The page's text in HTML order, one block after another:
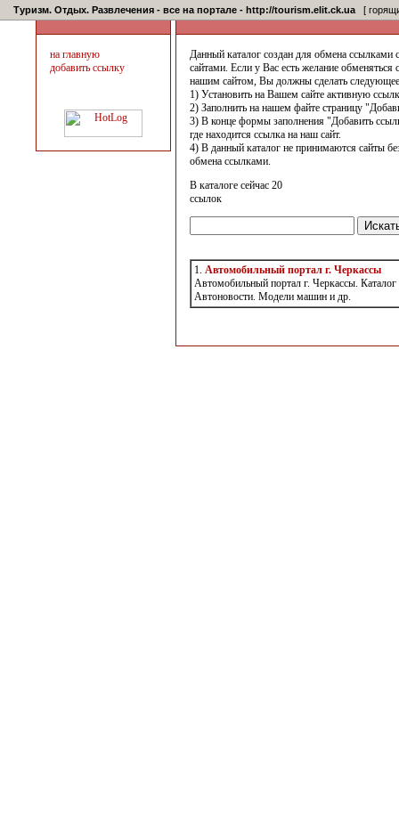
Туризм. Отдых. Развлечения - все на портале - http://tourism.elit.ck.ua [
на главную
добавить ссылку
Данный каталог создан для обмена ссылками
сайтами. Если у Вас есть желание обменяться
нашим сайтом, Вы должны сделать
1) Установить на Вашем сайте активную
2) Заполнить на нашем файте страницу
3) В конце формы заполнения "Добавить
где находится ссылка на наш сайт.
4) В данный каталог не принимаются сайты
обмена ссылками.
В каталоге сейчас 20
ссылок
1. Автомобильный портал г. Черкассы
Автомобильный портал г. Черкассы.
Автоновости. Модели машин и др.